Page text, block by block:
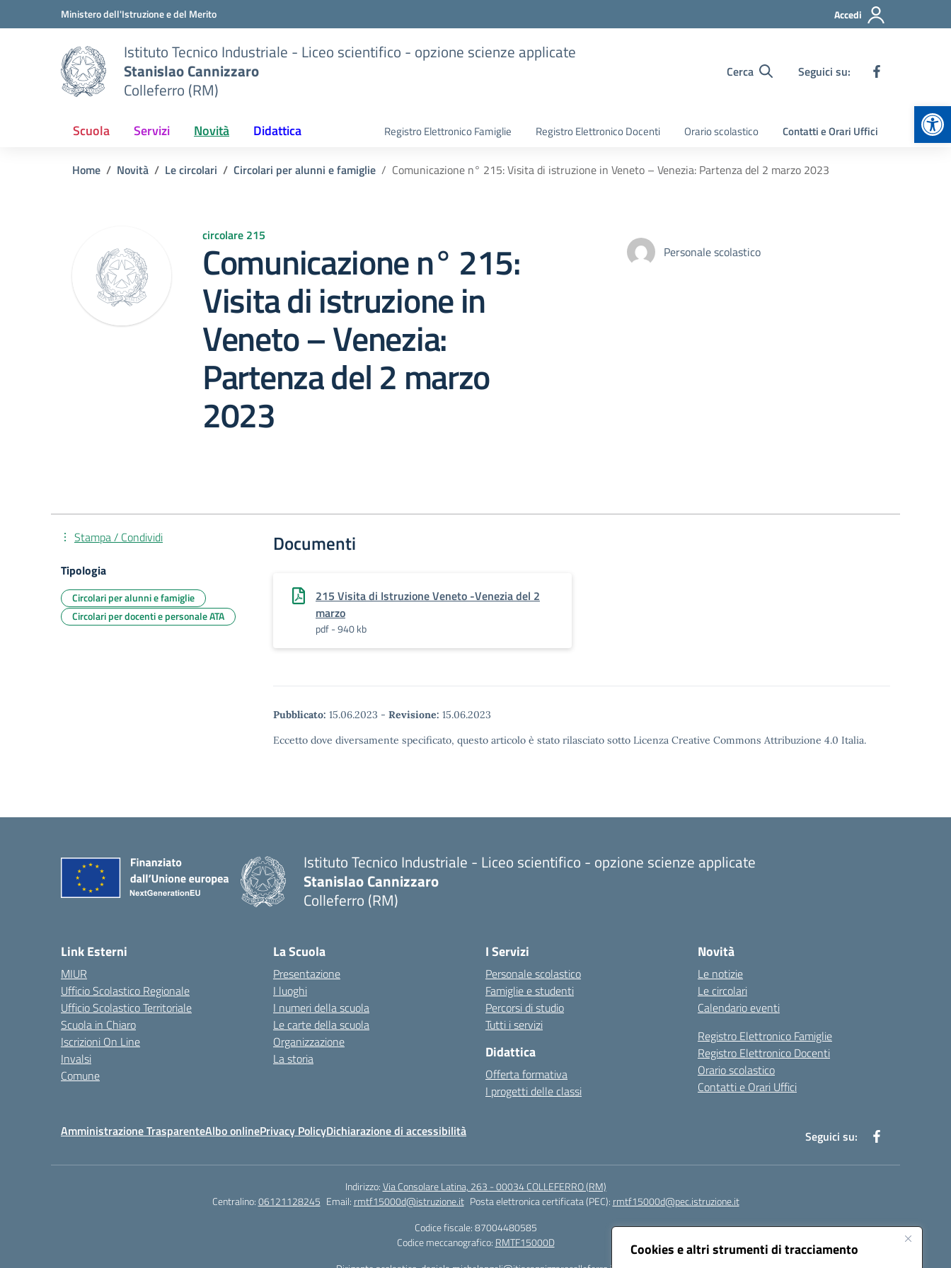
Cookies e altri strumenti di tracciamento
Vai ai contenuti
Vai al menu di navigazioneMinistero dell'Istruzione e del Merito Accedi
Istituto Tecnico Industriale - Liceo scientifico - opzione scienze applicate
Stanislao Cannizzaro
Colleferro (RM)
Cerca Seguici su:
Scuola Servizi Novità Didattica Registro Elettronico Famiglie Registro Elettronico Docenti Orario scolastico Contatti e Orari Uffici
Home Novità Le circolari Circolari per alunni e famiglie Comunicazione n° 215: Visita di istruzione in Veneto – Venezia: Partenza del 2 marzo 2023
circolare 215
Comunicazione n° 215:
Visita di istruzione in
Veneto – Venezia:
Partenza del 2 marzo
2023
Personale scolastico
Documenti
215 Visita di Istruzione Veneto -Venezia del 2
marzo
pdf - 940 kb
Pubblicato: 15.06.2023 - Revisione: 15.06.2023
Eccetto dove diversamente specificato, questo articolo è stato rilasciato sotto Licenza Creative Commons Attribuzione 4.0 Italia.
Stampa / Condividi
Tipologia
Circolari per alunni e famiglie
Circolari per docenti e personale ATA
Istituto Tecnico Industriale - Liceo scientifico - opzione scienze applicate
Stanislao Cannizzaro
Colleferro (RM)
Link Esterni
MIUR
Ufficio Scolastico Regionale
Ufficio Scolastico Territoriale
Scuola in Chiaro
Iscrizioni On Line
Invalsi
Comune
La Scuola
Presentazione
I luoghi
I numeri della scuola
Le carte della scuola
Organizzazione
La storia
I Servizi
Personale scolastico
Famiglie e studenti
Percorsi di studio
Tutti i servizi
Didattica
Offerta formativa
I progetti delle classi
Novità
Le notizie
Le circolari
Calendario eventi
Registro Elettronico Famiglie
Registro Elettronico Docenti
Orario scolastico
Contatti e Orari Uffici
Amministrazione TrasparenteAlbo onlinePrivacy PolicyDichiarazione di accessibilità Seguici su:
Indirizzo:Via Consolare Latina, 263 - 00034 COLLEFERRO (RM)
Centralino:06121128245 Email: rmtf15000d@istruzione.it Posta elettronica certificata (PEC): rmtf15000d@pec.istruzione.it
Codice fiscale: 87004480585
Codice meccanografico: RMTF15000D